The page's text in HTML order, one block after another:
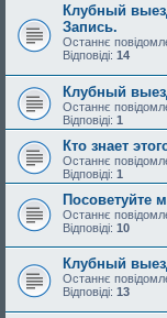
Клубный
Запись.
Останнє
Відповіді: 14
Клубный
Останнє
Відповіді: 1
Кто знает
Останнє
Відповіді: 1
Посоветуйте
Останнє
Відповіді: 10
Клубный
Останнє
Відповіді: 13